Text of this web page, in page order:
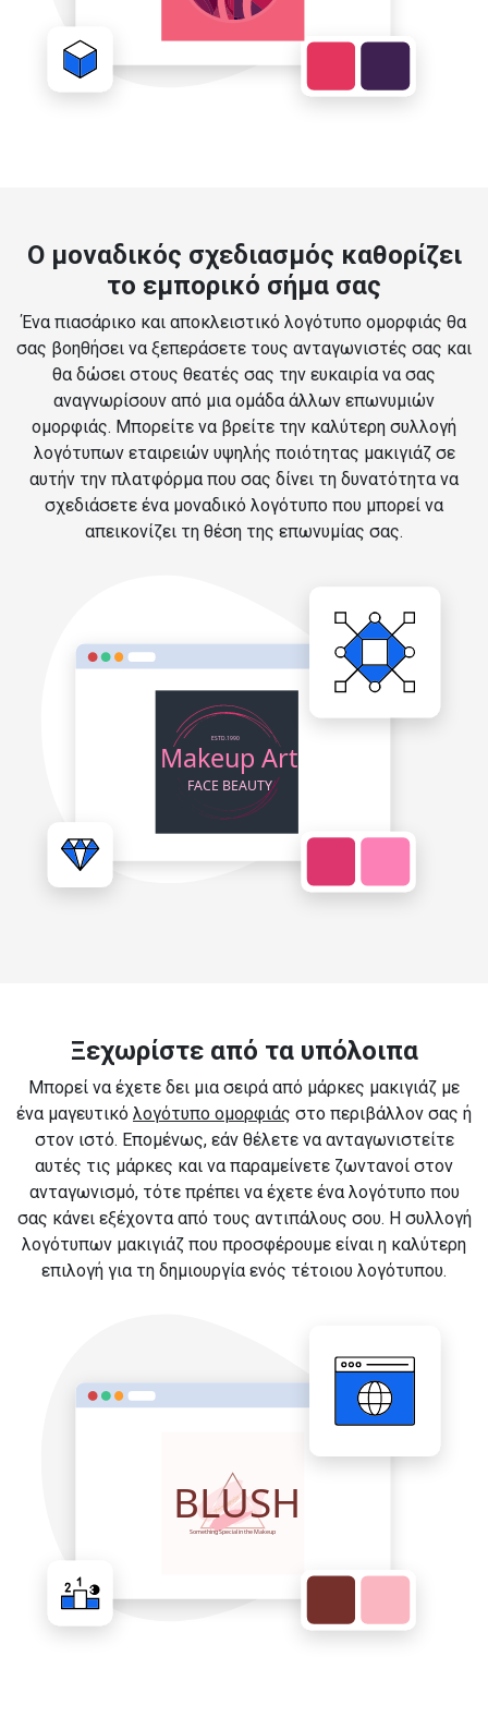
Ο μοναδικός σχεδιασμός καθορίζει
το εμπορικό σήμα σας
Ένα πιασάρικο και αποκλειστικό λογότυπο ομορφιάς θα
σας βοηθήσει να ξεπεράσετε τους ανταγωνιστές σας και
θα δώσει στους θεατές σας την ευκαιρία να σας
αναγνωρίσουν από μια ομάδα άλλων επωνυμιών
ομορφιάς. Μπορείτε να βρείτε την καλύτερη συλλογή
λογότυπων εταιρειών υψηλής ποιότητας μακιγιάζ σε
αυτήν την πλατφόρμα που σας δίνει τη δυνατότητα να
σχεδιάσετε ένα μοναδικό λογότυπο που μπορεί να
απεικονίζει τη θέση της επωνυμίας σας.
Ξεχωρίστε από τα υπόλοιπα
Μπορεί να έχετε δει μια σειρά από μάρκες μακιγιάζ με
ένα μαγευτικό λογότυπο ομορφιάς στο περιβάλλον σας ή
στον ιστό. Επομένως, εάν θέλετε να ανταγωνιστείτε
αυτές τις μάρκες και να παραμείνετε ζωντανοί στον
ανταγωνισμό, τότε πρέπει να έχετε ένα λογότυπο που
σας κάνει εξέχοντα από τους αντιπάλους σου. Η συλλογή
λογότυπων μακιγιάζ που προσφέρουμε είναι η καλύτερη
επιλογή για τη δημιουργία ενός τέτοιου λογότυπου.